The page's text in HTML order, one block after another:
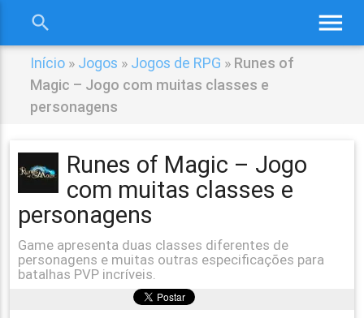
menu
search
Início » Jogos » Jogos de RPG » Runes of
Magic – Jogo com muitas classes e
personagens
Runes of Magic – Jogo
com muitas classes e
personagens
Game apresenta duas classes diferentes de
personagens e muitas outras especificações para
batalhas PVP incríveis.